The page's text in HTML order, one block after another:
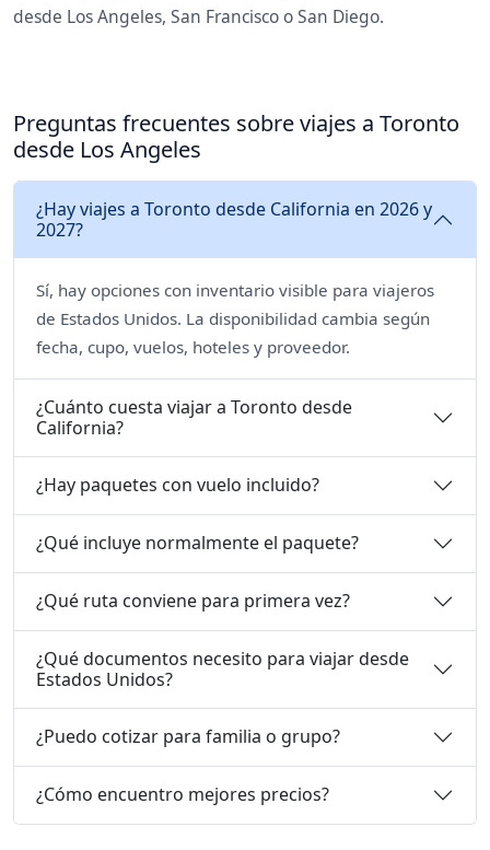
desde Los Angeles, San Francisco o San Diego.
Preguntas frecuentes sobre viajes a Toronto
desde Los Angeles
¿Hay viajes a Toronto desde California en 2026 y
2027?
Sí, hay opciones con inventario visible para viajeros
de Estados Unidos. La disponibilidad cambia según
fecha, cupo, vuelos, hoteles y proveedor.
¿Cuánto cuesta viajar a Toronto desde
California?
¿Hay paquetes con vuelo incluido?
¿Qué incluye normalmente el paquete?
¿Qué ruta conviene para primera vez?
¿Qué documentos necesito para viajar desde
Estados Unidos?
¿Puedo cotizar para familia o grupo?
¿Cómo encuentro mejores precios?